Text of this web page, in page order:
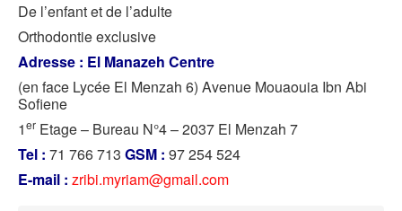
De l’enfant et de l’adulte
Orthodontie exclusive
Adresse : El Manazeh Centre
(en face Lycée El Menzah 6) Avenue Mouaouia Ibn Abi
Sofiene
1er Etage – Bureau N°4 – 2037 El Menzah 7
Tel : 71 766 713 GSM : 97 254 524
E-mail : zribi.myriam@gmail.com